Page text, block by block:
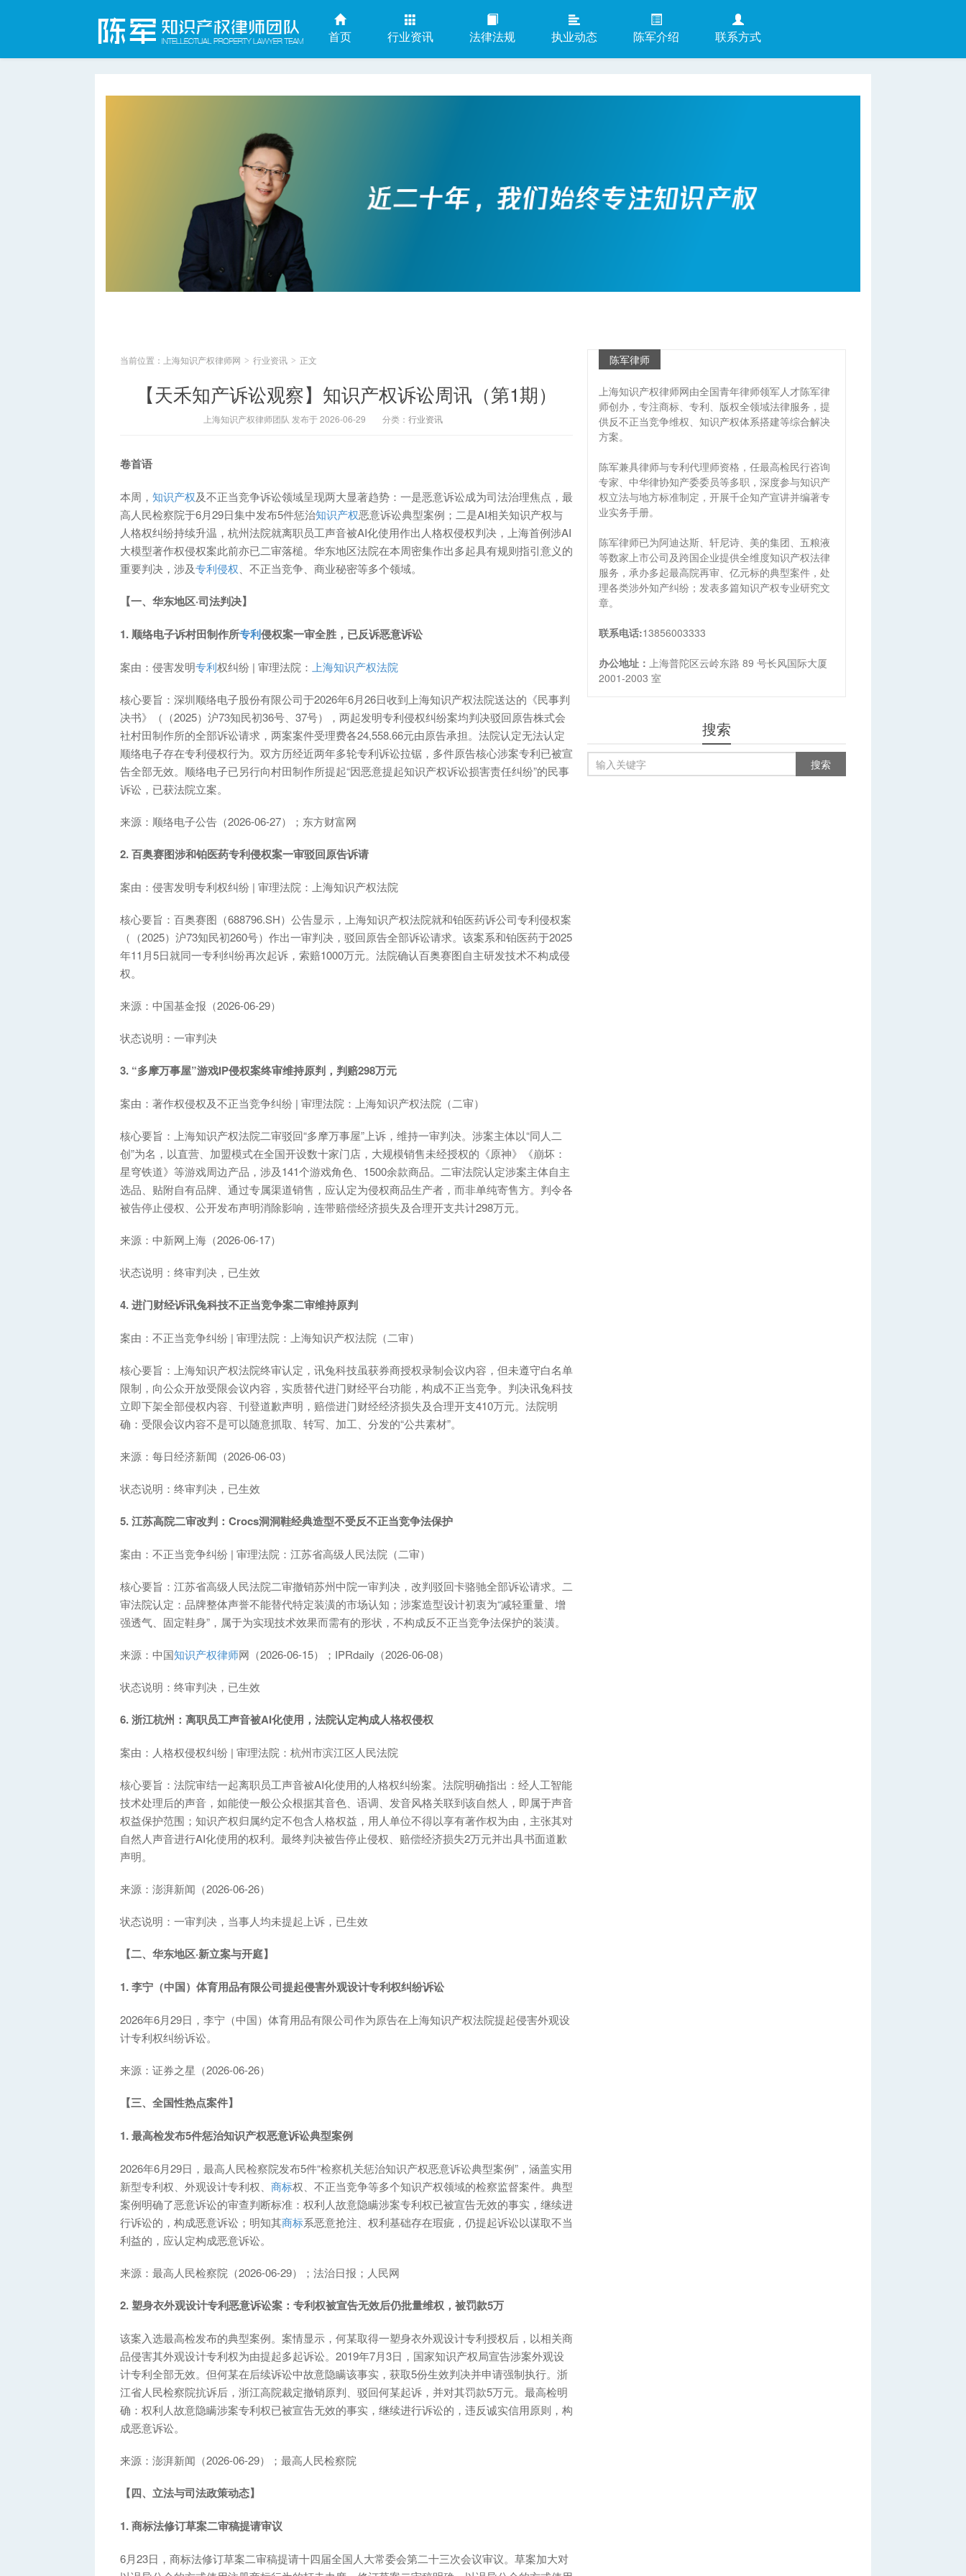
首页 行业资讯 法律法规 执业动态 陈军介绍 联系方式
当前位置： 上海知识产权律师网 > 行业资讯 > 正文
【天禾知产诉讼观察】知识产权诉讼周讯（第1期）
上海知识产权律师团队 发布于 2026-06-29 分类： 行业资讯
卷首语
本周， 知识产权及不正当竞争诉讼领域呈现两大显著趋势：一是恶意诉讼成为司法治理焦点，最
高人民检察院于6月29日集中发布5件惩治知识产权恶意诉讼典型案例；二是AI相关知识产权与
人格权纠纷持续升温，杭州法院就离职员工声音被AI化使用作出人格权侵权判决，上海首例涉AI
大模型著作权侵权案此前亦已二审落槌。华东地区法院在本周密集作出多起具有规则指引意义的
重要判决，涉及专利侵权 、不正当竞争、商业秘密等多个领域。
【一、华东地区·司法判决】
1. 顺络电子诉村田制作所专利侵权案一审全胜，已反诉恶意诉讼
案由：侵害发明专利权纠纷 | 审理法院： 上海知识产权法院
核心要旨：深圳顺络电子股份有限公司于2026年6月26日收到上海知识产权法院送达的《民事判
决书》（（2025）沪73知民初36号、37号），两起发明专利侵权纠纷案均判决驳回原告株式会
社村田制作所的全部诉讼请求，两案案件受理费各24,558.66元由原告承担。法院认定无法认定
顺络电子存在专利侵权行为。双方历经近两年多轮专利诉讼拉锯，多件原告核心涉案专利已被宣
告全部无效。顺络电子已另行向村田制作所提起“因恶意提起知识产权诉讼损害责任纠纷”的民事
诉讼，已获法院立案。
来源：顺络电子公告（2026-06-27）；东方财富网
2. 百奥赛图涉和铂医药专利侵权案一审驳回原告诉请
案由：侵害发明专利权纠纷 | 审理法院：上海知识产权法院
核心要旨：百奥赛图（688796.SH）公告显示，上海知识产权法院就和铂医药诉公司专利侵权案
（（2025）沪73知民初260号）作出一审判决，驳回原告全部诉讼请求。该案系和铂医药于2025
年11月5日就同一专利纠纷再次起诉，索赔1000万元。法院确认百奥赛图自主研发技术不构成侵
权。
来源：中国基金报（2026-06-29）
状态说明：一审判决
3. “多摩万事屋”游戏IP侵权案终审维持原判，判赔298万元
案由：著作权侵权及不正当竞争纠纷 | 审理法院：上海知识产权法院（二审）
核心要旨：上海知识产权法院二审驳回“多摩万事屋”上诉，维持一审判决。涉案主体以“同人二
创”为名，以直营、加盟模式在全国开设数十家门店，大规模销售未经授权的《原神》《崩坏：
星穹铁道》等游戏周边产品，涉及141个游戏角色、1500余款商品。二审法院认定涉案主体自主
选品、贴附自有品牌、通过专属渠道销售，应认定为侵权商品生产者，而非单纯寄售方。判令各
被告停止侵权、公开发布声明消除影响，连带赔偿经济损失及合理开支共计298万元。
来源：中新网上海（2026-06-17）
状态说明：终审判决，已生效
4. 进门财经诉讯兔科技不正当竞争案二审维持原判
案由：不正当竞争纠纷 | 审理法院：上海知识产权法院（二审）
核心要旨：上海知识产权法院终审认定，讯兔科技虽获券商授权录制会议内容，但未遵守白名单
限制，向公众开放受限会议内容，实质替代进门财经平台功能，构成不正当竞争。判决讯兔科技
立即下架全部侵权内容、刊登道歉声明，赔偿进门财经经济损失及合理开支410万元。法院明
确：受限会议内容不是可以随意抓取、转写、加工、分发的“公共素材”。
来源：每日经济新闻（2026-06-03）
状态说明：终审判决，已生效
5. 江苏高院二审改判：Crocs洞洞鞋经典造型不受反不正当竞争法保护
案由：不正当竞争纠纷 | 审理法院：江苏省高级人民法院（二审）
核心要旨：江苏省高级人民法院二审撤销苏州中院一审判决，改判驳回卡骆驰全部诉讼请求。二
审法院认定：品牌整体声誉不能替代特定装潢的市场认知；涉案造型设计初衷为“减轻重量、增
强透气、固定鞋身”，属于为实现技术效果而需有的形状，不构成反不正当竞争法保护的装潢。
来源：中国知识产权律师网（2026-06-15）；IPRdaily（2026-06-08）
状态说明：终审判决，已生效
6. 浙江杭州：离职员工声音被AI化使用，法院认定构成人格权侵权
案由：人格权侵权纠纷 | 审理法院：杭州市滨江区人民法院
核心要旨：法院审结一起离职员工声音被AI化使用的人格权纠纷案。法院明确指出：经人工智能
技术处理后的声音，如能使一般公众根据其音色、语调、发音风格关联到该自然人，即属于声音
权益保护范围；知识产权归属约定不包含人格权益，用人单位不得以享有著作权为由，主张其对
自然人声音进行AI化使用的权利。最终判决被告停止侵权、赔偿经济损失2万元并出具书面道歉
声明。
来源：澎湃新闻（2026-06-26）
状态说明：一审判决，当事人均未提起上诉，已生效
【二、华东地区·新立案与开庭】
1. 李宁（中国）体育用品有限公司提起侵害外观设计专利权纠纷诉讼
2026年6月29日，李宁（中国）体育用品有限公司作为原告在上海知识产权法院提起侵害外观设
计专利权纠纷诉讼。
来源：证券之星（2026-06-26）
【三、全国性热点案件】
1. 最高检发布5件惩治知识产权恶意诉讼典型案例
2026年6月29日，最高人民检察院发布5件“检察机关惩治知识产权恶意诉讼典型案例”，涵盖实用
新型专利权、外观设计专利权、 商标权、不正当竞争等多个知识产权领域的检察监督案件。典型
案例明确了恶意诉讼的审查判断标准：权利人故意隐瞒涉案专利权已被宣告无效的事实，继续进
行诉讼的，构成恶意诉讼；明知其商标系恶意抢注、权利基础存在瑕疵，仍提起诉讼以谋取不当
利益的，应认定构成恶意诉讼。
来源：最高人民检察院（2026-06-29）；法治日报；人民网
2. 塑身衣外观设计专利恶意诉讼案：专利权被宣告无效后仍批量维权，被罚款5万
该案入选最高检发布的典型案例。案情显示，何某取得一塑身衣外观设计专利授权后，以相关商
品侵害其外观设计专利权为由提起多起诉讼。2019年7月3日，国家知识产权局宣告涉案外观设
计专利全部无效。但何某在后续诉讼中故意隐瞒该事实，获取5份生效判决并申请强制执行。浙
江省人民检察院抗诉后，浙江高院裁定撤销原判、驳回何某起诉，并对其罚款5万元。最高检明
确：权利人故意隐瞒涉案专利权已被宣告无效的事实，继续进行诉讼的，违反诚实信用原则，构
成恶意诉讼。
来源：澎湃新闻（2026-06-29）；最高人民检察院
【四、立法与司法政策动态】
1. 商标法修订草案二审稿提请审议
6月23日，商标法修订草案二审稿提请十四届全国人大常委会第二十三次会议审议。草案加大对
陈军律师
上海知识产权律师网由全国青年律师领军人才陈军律
师创办，专注商标、专利、版权全领域法律服务，提
供反不正当竞争维权、知识产权体系搭建等综合解决
方案。
陈军兼具律师与专利代理师资格，任最高检民行咨询
专家、中华律协知产委委员等多职，深度参与知识产
权立法与地方标准制定，开展千企知产宣讲并编著专
业实务手册。
陈军律师已为阿迪达斯、轩尼诗、美的集团、五粮液
等数家上市公司及跨国企业提供全维度知识产权法律
服务，承办多起最高院再审、亿元标的典型案件，处
理各类涉外知产纠纷；发表多篇知识产权专业研究文
章。
联系电话:13856003333
办公地址： 上海普陀区云岭东路 89 号长风国际大厦
2001-2003 室
搜索